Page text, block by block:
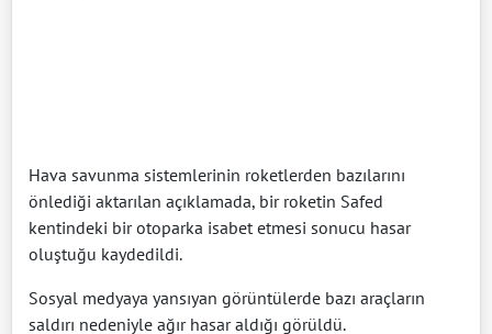
Hava savunma sistemlerinin roketlerden bazılarını
önlediği aktarılan açıklamada, bir roketin Safed
kentindeki bir otoparka isabet etmesi sonucu hasar
oluştuğu kaydedildi.
Sosyal medyaya yansıyan görüntülerde bazı araçların
saldırı nedeniyle ağır hasar aldığı görüldü.